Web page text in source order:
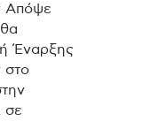
Απόψε
Έναρξης
στο
σε